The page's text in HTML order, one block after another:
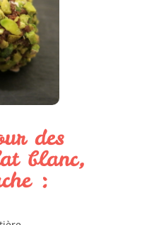
des
blanc,
: